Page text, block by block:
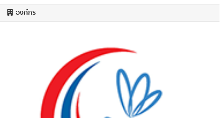
องค์กร